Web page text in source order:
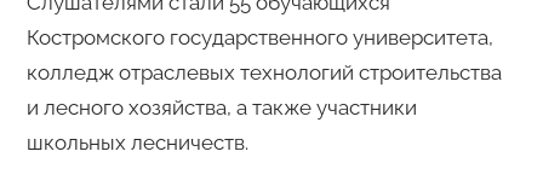
Костромского государственного университета,
колледж отраслевых технологий строительства
и лесного хозяйства, а также участники
школьных лесничеств.